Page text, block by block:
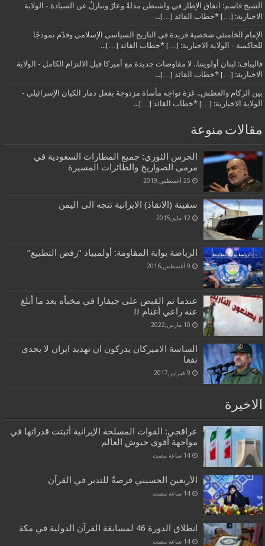
الشيخ قاسم: اتفاق الإطار في واشنطن مذلةٌ وعارٌ وتنازلٌ عن السيادة - الولاية
الاخبارية: […] *خطاب القائد […]...
الإمام الخامنئي شخصية فريدة في التاريخ السياسي الإسلامي وقدّم نموذجًا
للحاكمية - الولاية الاخبارية: […] *خطاب القائد […]...
قاليباف: لبنان أولويتنا.. لا مفاوضات جديدة مع أميركا قبل الالتزام الكامل - الولاية
الاخبارية: […] *خطاب القائد […]...
بين الركام والعطش.. غزة تواجه مأساة مزدوجة بفعل دمار الكيان الإسرائيلي -
الولاية الاخبارية: […] *خطاب القائد […]...
مقالات منوعة
الحرس الثوري: جميع المطارات السعودية في
مرمى الصواريخ والطائرات المسيرة
25 أغسطس,2019
سفينة (الانقاذ) الايرانية تتجه الى اليمن
12 مايو,2015
الرياضة بوابة المقاومة: أولمبياد “رفض التطبيع”
9 أغسطس,2016
عندما تم القبض على جيفارا في مخبأه بعد ما أبلغ
عنه راعي أغنام !!
10 مارس,2022
الساسة الاميركان يدركون ان تهديد ايران لا يجدي
نفعا
9 فبراير,2017
الاخيرة
عراقجي: القوات المسلحة الإيرانية أثبتت قدراتها في
مواجهة أقوى جيوش العالم
‏14 ساعة مضت
الأربعين الحسيني فرصةٌ للتدبر في القرآن
‏14 ساعة مضت
انطلاق الدورة 46 لمسابقة القرآن الدولية في مكة
‏14 ساعة مضت